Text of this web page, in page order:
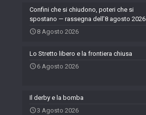
Confini che si chiudono, poteri che si
spostano — rassegna dell’8 agosto 2026
8 Agosto 2026
Lo Stretto libero e la frontiera chiusa
6 Agosto 2026
Il derby e la bomba
3 Agosto 2026